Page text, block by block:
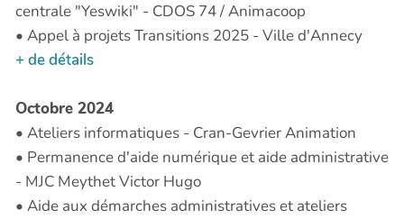
centrale "Yeswiki" - CDOS 74 / Animacoop
• Appel à projets Transitions 2025 - Ville d'Annecy
+ de détails
Octobre 2024
• Ateliers informatiques - Cran-Gevrier Animation
• Permanence d'aide numérique et aide administrative
- MJC Meythet Victor Hugo
• Aide aux démarches administratives et ateliers